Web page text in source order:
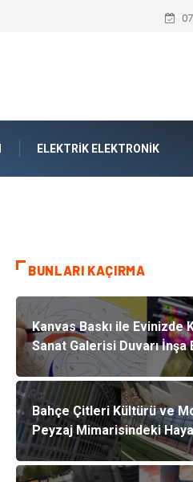
ELEKTRIK ELEKTRONIK
BUNLARI KAÇIRMA
Kanvas Baskı ile Evinizde
Sanat Galerisi Duvarı İnşa
Bahçe Çitleri Kültürü ve
Peyzaj Mimarisindeki